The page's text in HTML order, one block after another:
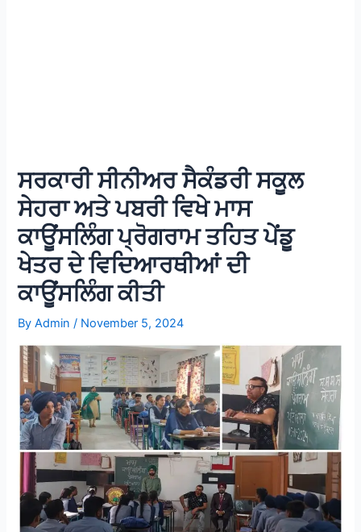
ਸਰਕਾਰੀ ਸੀਨੀਅਰ ਸੈਕੰਡਰੀ ਸਕੂਲ
ਸੇਹਰਾ ਅਤੇ ਪਬਰੀ ਵਿਖੇ ਮਾਸ
ਕਾਊਂਸਲਿੰਗ ਪ੍ਰੋਗਰਾਮ ਤਹਿਤ ਪੇਂਡੂ
ਖੇਤਰ ਦੇ ਵਿਦਿਆਰਥੀਆਂ ਦੀ
ਕਾਊਂਸਲਿੰਗ ਕੀਤੀ
ByAdmin/ November 5, 2024